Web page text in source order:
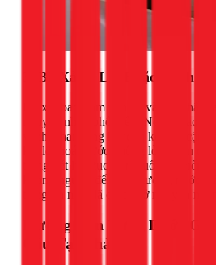
3. Bộ Xả Bị Lỗi Hoặc Kênh
Bộ xả (bao gồm van xả và nút nhấn/
nguyên nhân phổ biến. Nếu lá cao su
vênh, chai cứng hoặc bị kẹt bởi cặn
kín lỗ thoát nước xuống lòng bồn
trong két liên tục rò rỉ xuống, khiến
không ngừng để bù lại lượng nước
tiếng ồn như đã đề cập ở nguyên
Hướng Dẫn Từng Bước
Cầu Tại Nhà